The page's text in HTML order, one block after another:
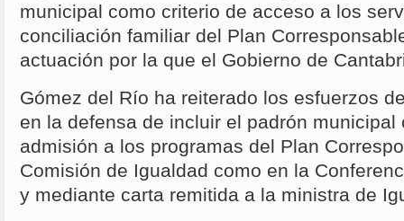
municipal como criterio de acceso a los
conciliación familiar del Plan
actuación por la que el Gobierno de
Gómez del Río ha reiterado los esfuerzos
en la defensa de incluir el padrón municipal
admisión a los programas del Plan
Comisión de Igualdad como en la
y mediante carta remitida a la ministra de